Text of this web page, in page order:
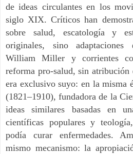
de ideas circulantes en los
siglo XIX. Críticos han
sobre salud, escatología y
originales, sino adaptaciones
William Miller y corrientes
reforma pro-salud, sin
era exclusivo suyo: en la misma
(1821–1910), fundadora de la
ideas similares basadas en
científicas populares y
podía curar enfermedades.
mismo mecanismo: la